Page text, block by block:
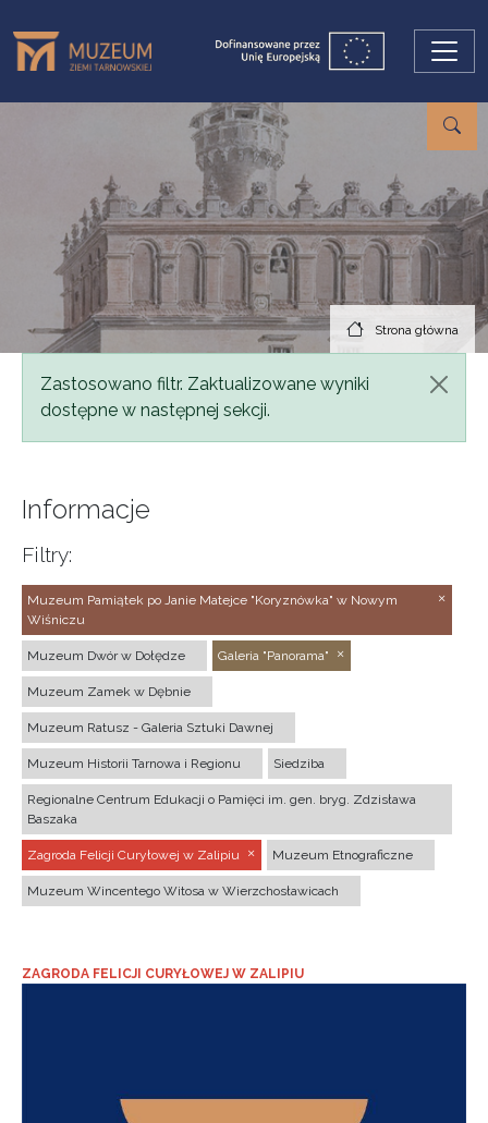
Strona główna
Komunikat
Zastosowano filtr. Zaktualizowane wyniki
dostępne w następnej sekcji.
Informacje
Filtry:
Muzeum Pamiątek po Janie Matejce "Koryznówka" w Nowym
Wiśniczu
Muzeum Dwór w Dołędze Galeria "Panorama"
Muzeum Zamek w Dębnie
Muzeum Ratusz - Galeria Sztuki Dawnej
Muzeum Historii Tarnowa i Regionu Siedziba
Regionalne Centrum Edukacji o Pamięci im. gen. bryg. Zdzisława
Baszaka
Zagroda Felicji Curyłowej w Zalipiu Muzeum Etnograficzne
Muzeum Wincentego Witosa w Wierzchosławicach
ZAGRODA FELICJI CURYŁOWEJ W ZALIPIU